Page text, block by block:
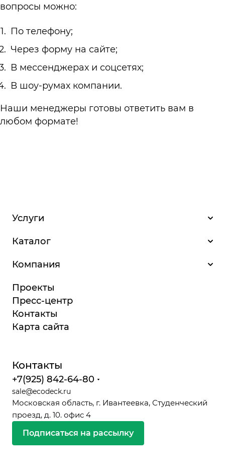
вопросы можно:
По телефону;
Через форму на сайте;
В мессенджерах и соцсетях;
В шоу-румах компании.
Наши менеджеры готовы ответить вам в
любом формате!
Услуги
Каталог
Компания
Проекты
Пресс-центр
Контакты
Карта сайта
Контакты
+7(925) 842-64-80
sale@ecodeck.ru
Московская область, г. Ивантеевка, Студенческий
проезд, д. 10. офис 4
Подписаться на рассылку